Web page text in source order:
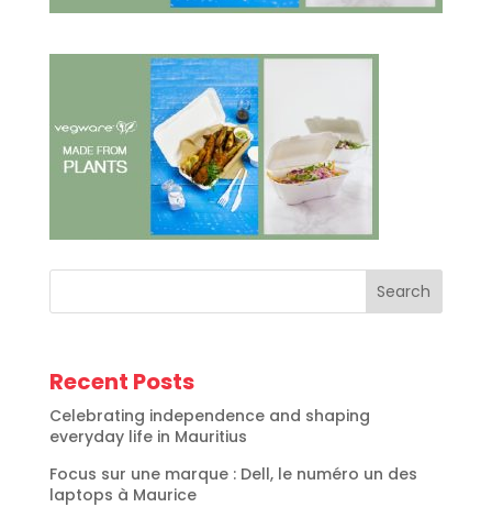
Search
Recent Posts
Celebrating independence and shaping
everyday life in Mauritius
Focus sur une marque : Dell, le numéro un des
laptops à Maurice